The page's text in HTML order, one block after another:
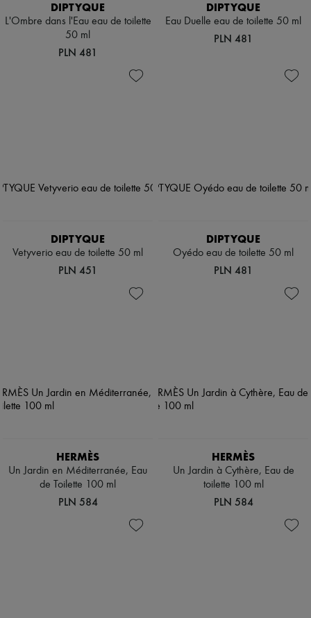
DIPTYQUE
L'Ombre dans l'Eau eau de toilette
50 ml
PLN 481
DIPTYQUE
Eau Duelle eau de toilette 50 ml
PLN 481
DIPTYQUE
Vetyverio eau de toilette 50 ml
PLN 451
DIPTYQUE
Oyédo eau de toilette 50 ml
PLN 481
HERMÈS
Un Jardin en Méditerranée, Eau
de Toilette 100 ml
PLN 584
HERMÈS
Un Jardin à Cythère, Eau de
toilette 100 ml
PLN 584